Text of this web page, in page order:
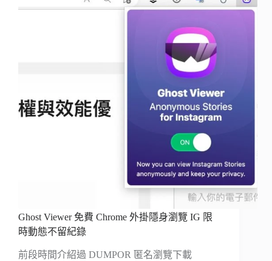
Ghost Viewer 免費 Chrome 外掛隱身瀏覽 IG 限
時動態不留紀錄
前段時間介紹過 DUMPOR 匿名瀏覽下載